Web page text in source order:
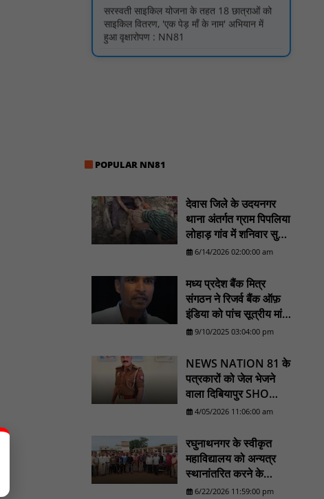
NN81
टिमरनी नगर व आसपास के ग्रामीण क्षेत्रों के स्कूल
विधायक ललित यादव ने किया उद्घाटन : NN81
बैठक आयोजित : NN81
.डिप्टी चीफ मिनिस्टर सुमित्राताई पवार से वर्धा जिले
में NCP वर्कर्स से मुलाकात की : NN81
की विकास परियोजनाओं का किया लोकार्पण एवं
शिलान्यास : NN81
POPULAR NN81
देवास जिले के उदयनगर
थाना अंतर्गत ग्राम पिपलिया
लोहाड़ गांव में शनिवार सुबह
सरपंच पति लक्ष्मण कर्मा का
मिला। ............NN81
6/14/2026 02:00:00 am
मध्य प्रदेश बैंक मित्र
संगठन ने रिजर्व बैंक ऑफ़
इंडिया को पांच सूत्रीय मांगों
का ज्ञापन भेजा - NN81
9/10/2025 03:04:00 pm
NEWS NATION 81 के
पत्रकारों को जेल भेजने
वाला दिबियापुर SHO
लाइनहाजिर, डीआईजी
4/05/2026 11:06:00 am
रघुनाथनगर के स्वीकृत
महाविद्यालय को अन्यत्र
स्थानांतरित करने के
प्रयास का होगा व्यापक
6/22/2026 11:59:00 pm